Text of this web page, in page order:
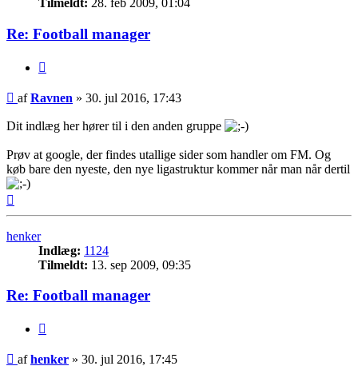
Tilmeldt: 28. feb 2009, 01:04
Re: Football manager
Indlæg
afRavnen » 30. jul 2016, 17:43
Dit indlæg her hører til i den anden gruppe
Prøv at google, der findes utallige sider som handler om FM. Og
køb bare den nyeste, den nye ligastruktur kommer når man når dertil
henker
Indlæg: 1124
Tilmeldt: 13. sep 2009, 09:35
Re: Football manager
Indlæg
afhenker » 30. jul 2016, 17:45